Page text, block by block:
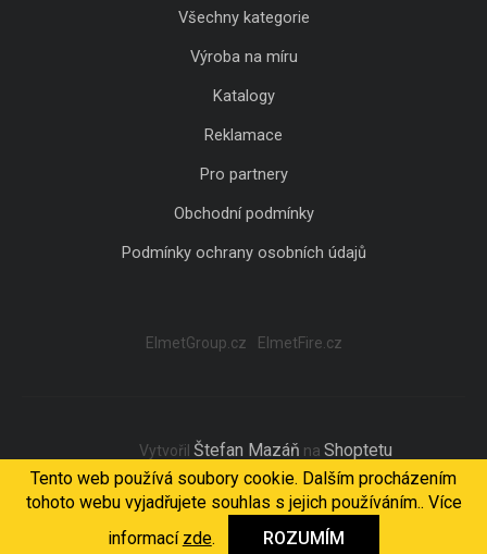
Tento web používá soubory cookie. Dalším procházením
tohoto webu vyjadřujete souhlas s jejich používáním.. Více
informací zde. ROZUMÍM
Všechny kategorie
Výroba na míru
Katalogy
Reklamace
Pro partnery
Obchodní podmínky
Podmínky ochrany osobních údajů
ElmetGroup.cz ElmetFire.cz
Vytvořil Štefan Mazáň na Shoptetu
Copyright 2026 ELMET Light. Všechna práva vyhrazena.